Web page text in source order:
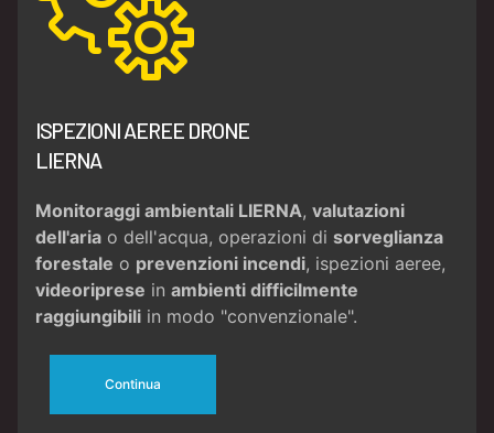
ISPEZIONI AEREE DRONE
LIERNA
Monitoraggi ambientali LIERNA, valutazioni
dell'aria o dell'acqua, operazioni di sorveglianza
forestale o prevenzioni incendi, ispezioni aeree,
videoriprese in ambienti difficilmente
raggiungibili in modo "convenzionale".
Continua